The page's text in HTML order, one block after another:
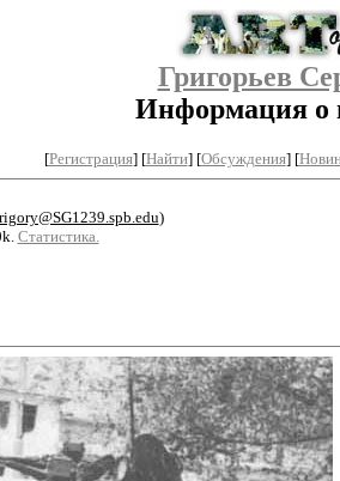
Григорьев
Информация о
[Регистрация] [Найти] [Обсуждения] [
)
Статистика.